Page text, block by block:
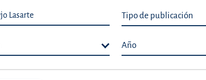
Tipo de publicación
Año